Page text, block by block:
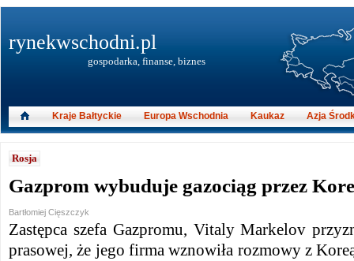
Rosja
Gazprom wybuduje gazociąg przez
Bartłomiej Cięszczyk
Zastępca szefa Gazpromu, Vitaly Markelov
prasowej, że jego firma wznowiła rozmowy z
rynekwschodni.pl
gospodarka, finanse, biznes
Kraje Bałtyckie Europa Wschodnia Kaukaz Azja